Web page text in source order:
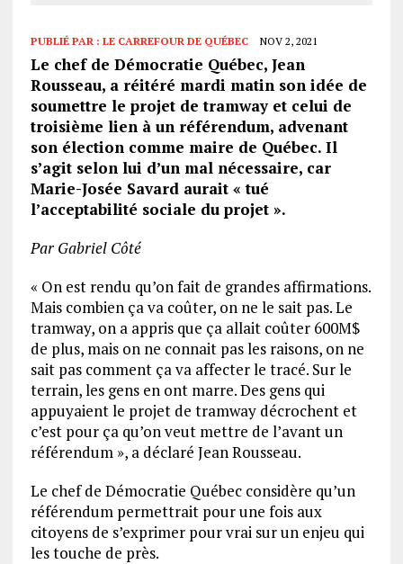
PUBLIÉ PAR : LE CARREFOUR DE QUÉBEC NOV 2, 2021
Le chef de Démocratie Québec, Jean
Rousseau, a réitéré mardi matin son idée de
soumettre le projet de tramway et celui de
troisième lien à un référendum, advenant
son élection comme maire de Québec. Il
s’agit selon lui d’un mal nécessaire, car
Marie-Josée Savard aurait « tué
l’acceptabilité sociale du projet ».
Par Gabriel Côté
« On est rendu qu’on fait de grandes affirmations.
Mais combien ça va coûter, on ne le sait pas. Le
tramway, on a appris que ça allait coûter 600M$
de plus, mais on ne connait pas les raisons, on ne
sait pas comment ça va affecter le tracé. Sur le
terrain, les gens en ont marre. Des gens qui
appuyaient le projet de tramway décrochent et
c’est pour ça qu’on veut mettre de l’avant un
référendum », a déclaré Jean Rousseau.
Le chef de Démocratie Québec considère qu’un
référendum permettrait pour une fois aux
citoyens de s’exprimer pour vrai sur un enjeu qui
les touche de près.